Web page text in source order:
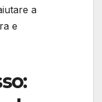
a
e